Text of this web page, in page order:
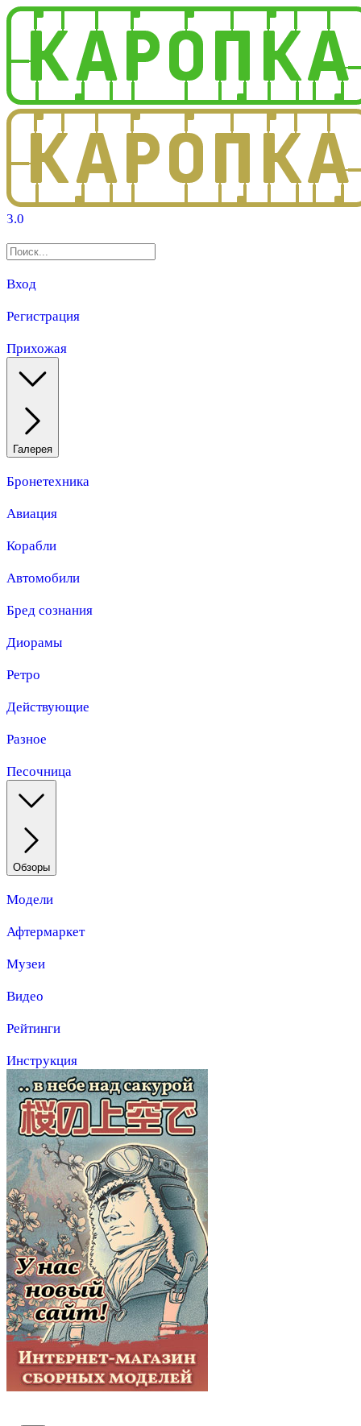
3.0
Вход
Регистрация
Прихожая
Галерея
Бронетехника
Авиация
Корабли
Автомобили
Бред сознания
Диорамы
Ретро
Действующие
Разное
Песочница
Обзоры
Модели
Афтермаркет
Музеи
Видео
Рейтинги
Инструкция